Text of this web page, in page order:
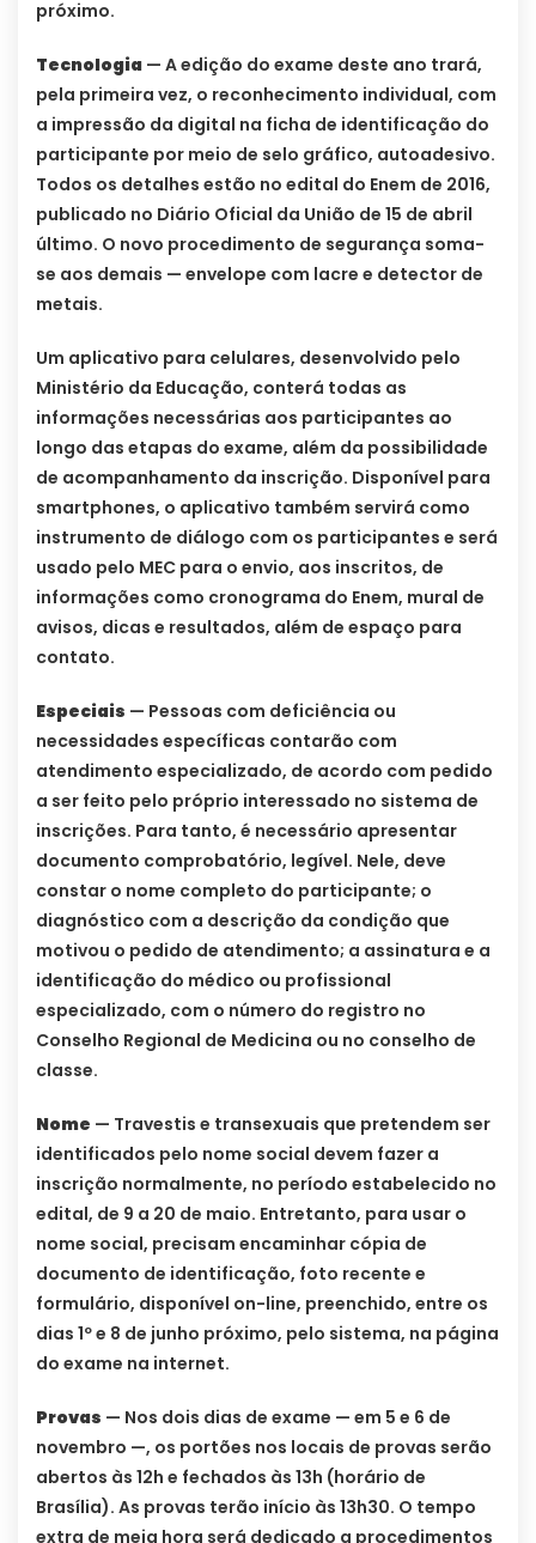
próximo.
Tecnologia — A edição do exame deste ano trará,
pela primeira vez, o reconhecimento individual, com
a impressão da digital na ficha de identificação do
participante por meio de selo gráfico, autoadesivo.
Todos os detalhes estão no edital do Enem de 2016,
publicado no Diário Oficial da União de 15 de abril
último. O novo procedimento de segurança soma-
se aos demais — envelope com lacre e detector de
metais.
Um aplicativo para celulares, desenvolvido pelo
Ministério da Educação, conterá todas as
informações necessárias aos participantes ao
longo das etapas do exame, além da possibilidade
de acompanhamento da inscrição. Disponível para
smartphones, o aplicativo também servirá como
instrumento de diálogo com os participantes e será
usado pelo MEC para o envio, aos inscritos, de
informações como cronograma do Enem, mural de
avisos, dicas e resultados, além de espaço para
contato.
Especiais — Pessoas com deficiência ou
necessidades específicas contarão com
atendimento especializado, de acordo com pedido
a ser feito pelo próprio interessado no sistema de
inscrições. Para tanto, é necessário apresentar
documento comprobatório, legível. Nele, deve
constar o nome completo do participante; o
diagnóstico com a descrição da condição que
motivou o pedido de atendimento; a assinatura e a
identificação do médico ou profissional
especializado, com o número do registro no
Conselho Regional de Medicina ou no conselho de
classe.
Nome — Travestis e transexuais que pretendem ser
identificados pelo nome social devem fazer a
inscrição normalmente, no período estabelecido no
edital, de 9 a 20 de maio. Entretanto, para usar o
nome social, precisam encaminhar cópia de
documento de identificação, foto recente e
formulário, disponível on-line, preenchido, entre os
dias 1º e 8 de junho próximo, pelo sistema, na página
do exame na internet.
Provas — Nos dois dias de exame — em 5 e 6 de
novembro —, os portões nos locais de provas serão
abertos às 12h e fechados às 13h (horário de
Brasília). As provas terão início às 13h30. O tempo
extra de meia hora será dedicado a procedimentos